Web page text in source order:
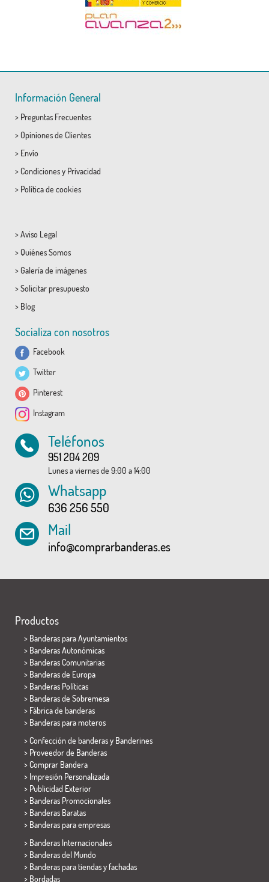
Información General
> Preguntas Frecuentes
> Opiniones de Clientes
> Envío
> Condicionesy Privacidad
> Política de cookies
> Aviso Legal
> Quiénes Somos
> Galería de imágenes
> Solicitar presupuesto
> Blog
Socializa con nosotros
Facebook
Twitter
Pinterest
Instagram
Teléfonos
951 204 209
Lunes a viernes de 9:00 a 14:00
Whatsapp
636 256 550
Mail
info@comprarbanderas.es
Productos
> Banderas para Ayuntamientos
> Banderas Autonómicas
> Banderas Comunitarias
> Banderas de Europa
> Banderas Políticas
> Banderas de Sobremesa
> Fábrica de banderas
> Banderas para moteros
> Confección de banderas y Banderines
> Proveedor de Banderas
> Comprar Bandera
> Impresión Personalizada
> Publicidad Exterior
> Banderas Promocionales
> Banderas Baratas
> Banderas para empresas
> Banderas Internacionales
> Banderas del Mundo
> Banderas para tiendas y fachadas
> Bordadas